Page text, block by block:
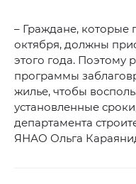
– Граждане, которые
октября, должны
этого года. Поэтому
программы
жилье, чтобы
установленные
департамента
ЯНАО Ольга